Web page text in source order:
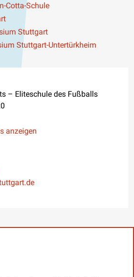
Cotta-Schule
Stuttgart
Stuttgart-Untertürkheim
– Eliteschule des Fußballs
anzeigen